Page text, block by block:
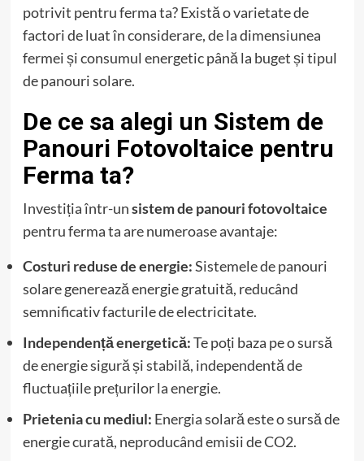
potrivit pentru ferma ta? Există o varietate de
factori de luat în considerare, de la dimensiunea
fermei și consumul energetic până la buget și tipul
de panouri solare.
De ce sa alegi un Sistem de
Panouri Fotovoltaice pentru
Ferma ta?
Investiția într-unsistem de panouri fotovoltaice
pentru ferma ta are numeroase avantaje:
Costuri reduse de energie:Sistemele de panouri
solare generează energie gratuită, reducând
semnificativ facturile de electricitate.
Independență energetică:Te poți baza pe o sursă
de energie sigură și stabilă, independentă de
fluctuațiile prețurilor la energie.
Prietenia cu mediul: Energia solară este o sursă de
energie curată, neproducând emisii de CO2.